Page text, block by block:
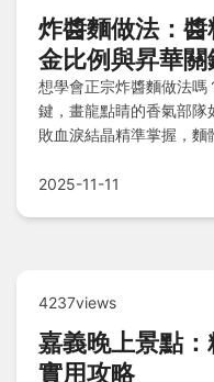
炸醬麵做法：
金比例與昇華
想學會正宗炸醬麵做法嗎
鍵，畫龍點睛的香氣部隊
敗血淚結晶精準掌握，麵
瞬間升級！
2025-11-11
4237views
嘉義晚上景點
實用攻略